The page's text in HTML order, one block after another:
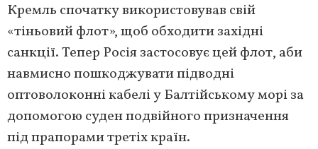
Кремль спочатку використовував свій
«тіньовий флот», щоб обходити західні
санкції. Тепер Росія застосовує цей флот, аби
навмисно пошкоджувати підводні
оптоволоконні кабелі у Балтійському морі за
допомогою суден подвійного призначення
під прапорами третіх країн.